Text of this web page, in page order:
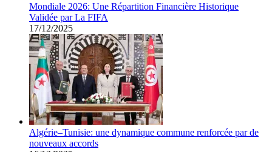
Mondiale 2026: Une Répartition Financière Historique
Validée par La FIFA
17/12/2025
Algérie–Tunisie: une dynamique commune renforcée par de
nouveaux accords